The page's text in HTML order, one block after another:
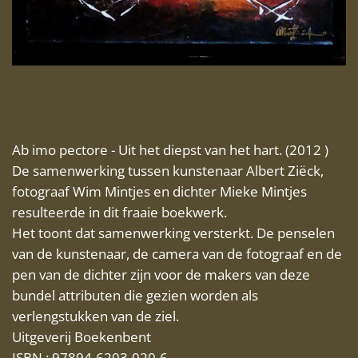
Ab imo pectore - Uit het diepst van het hart. (2012 )
De samenwerking tussen kunstenaar Albert Ziëck,
fotograaf Wim Mintjes en dichter Mieke Mintjes
resulteerde in dit fraaie boekwerk.
Het toont dat samenwerking versterkt. De penselen
van de kunstenaar, de camera van de fotograaf en de
pen van de dichter zijn voor de makers van deze
bundel attributen die gezien worden als
verlengstukken van de ziel.
Uitgeverij Boekenbent